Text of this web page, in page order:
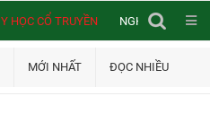
Y HỌC CỔ TRUYỀN NGHIÊN CỨU
MỚI NHẤT ĐỌC NHIỀU